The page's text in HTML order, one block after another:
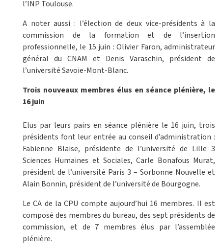
l’INP Toulouse.
A noter aussi : l’élection de deux vice-présidents à la
commission de la formation et de l’insertion
professionnelle, le 15 juin : Olivier Faron, administrateur
général du CNAM et Denis Varaschin, président de
l’université Savoie-Mont-Blanc.
Trois nouveaux membres élus en séance plénière, le
16 juin
Elus par leurs pairs en séance plénière le 16 juin, trois
présidents font leur entrée au conseil d’administration :
Fabienne Blaise, présidente de l’université de Lille 3
Sciences Humaines et Sociales, Carle Bonafous Murat,
président de l’université Paris 3 – Sorbonne Nouvelle et
Alain Bonnin, président de l’université de Bourgogne.
Le CA de la CPU compte aujourd’hui 16 membres. Il est
composé des membres du bureau, des sept présidents de
commission, et de 7 membres élus par l’assemblée
plénière.